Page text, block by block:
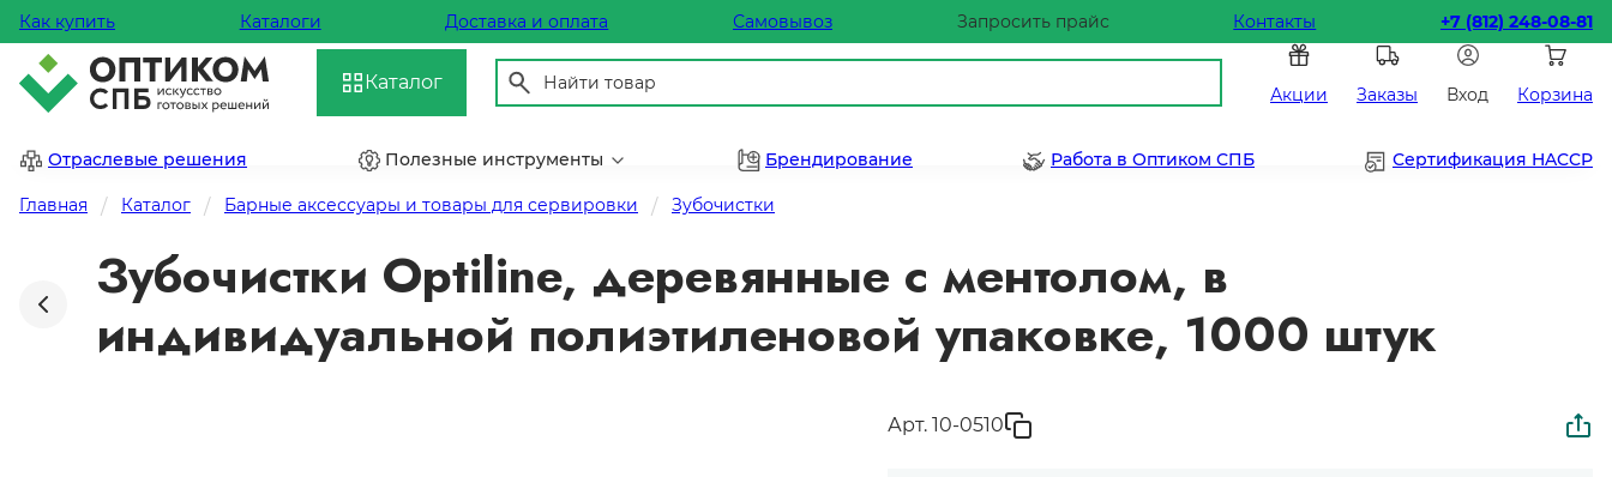
Как купить Каталоги Доставка и оплата Самовывоз Запросить прайс Контакты +7 (812) 248-08-81
Каталог
Акции Заказы Вход Корзина
Отраслевые решения Полезные инструменты Брендирование Работа в Оптиком СПБ Сертификация HACCP
Главная Каталог Барные аксессуары и товары для сервировки Зубочистки
Зубочистки Optiline, деревянные с ментолом, в
индивидуальной полиэтиленовой упаковке, 1000 штук
Арт. 10-0510